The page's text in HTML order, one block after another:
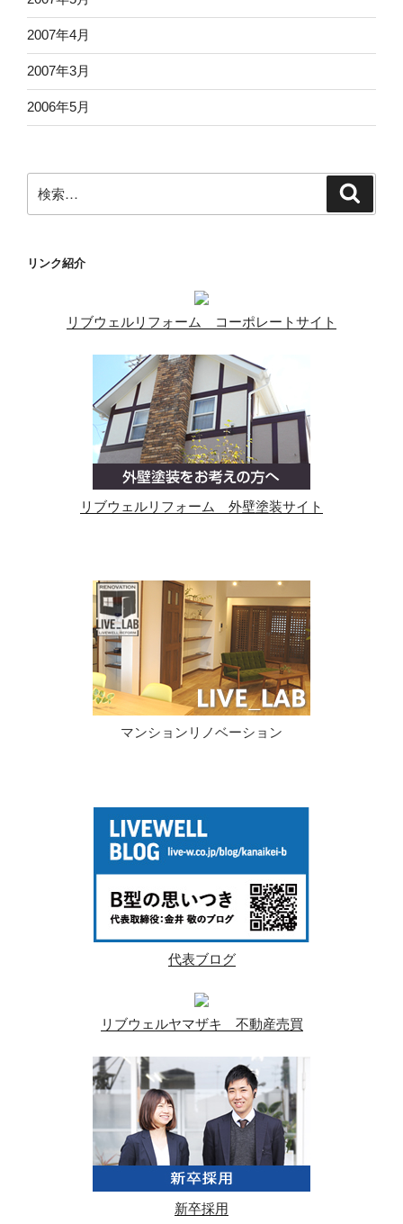
2007年4月
2007年3月
2006年5月
索:
リンク紹介
リブウェルリフォーム コーポレートサイト
リブウェルリフォーム 外壁塗装サイト
マンションリノベーション
代表ブログ
リブウェルヤマザキ 不動産売買
新卒採用